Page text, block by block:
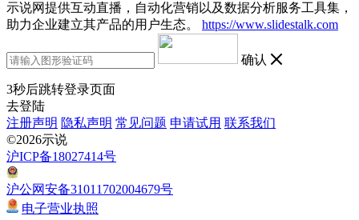
示说网提供互动直播，自动化营销以及数据分析服务工具集，
助力企业建立其产品的用户生态。
https://www.slidestalk.com
确认
3秒后跳转登录页面
去登陆
注册声明 隐私声明 常见问题 申请试用 联系我们
©2026示说
沪ICP备18027414号
沪公网安备31011702004679号
电子营业执照